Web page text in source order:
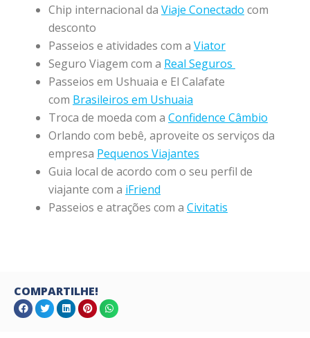
Chip internacional da Viaje Conectado com
desconto
Passeios e atividades com a Viator
Seguro Viagem com a Real Seguros
Passeios em Ushuaia e El Calafate
com Brasileiros em Ushuaia
Troca de moeda com a Confidence Câmbio
Orlando com bebê, aproveite os serviços da
empresa Pequenos Viajantes
Guia local de acordo com o seu perfil de
viajante com a iFriend
Passeios e atrações com a Civitatis
COMPARTILHE!